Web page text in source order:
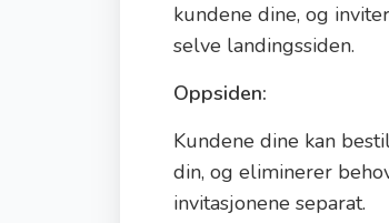
kundene dine, og
selve landingssiden.
Oppsiden:
Kundene dine kan
din, og eliminerer
invitasjonene separat.